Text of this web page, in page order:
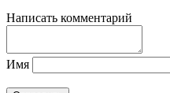
Написать комментарий
Имя